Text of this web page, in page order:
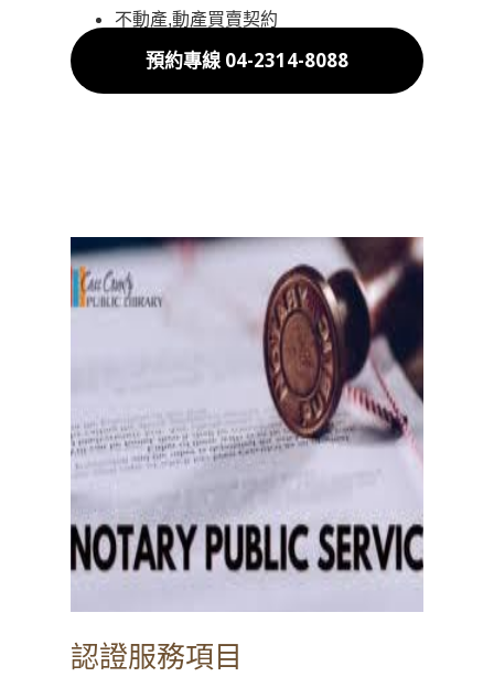
預約專線 04-2314-8088
不動產,動產買賣契約
認證服務項目